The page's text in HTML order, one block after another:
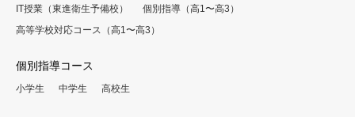
IT授業（東進衛生予備校）
個別指導（高1〜高3）
高等学校対応コース（高1〜高3）
個別指導コース
小学生 中学生 高校生